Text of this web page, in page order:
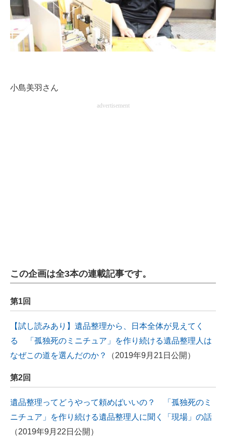
小島美羽さん
advertisement
この企画は全3本の連載記事です。
第1回
【試し読みあり】遺品整理から、日本全体が見えてく
る 「孤独死のミニチュア」を作り続ける遺品整理人は
なぜこの道を選んだのか？
（2019年9月21日公開）
第2回
遺品整理ってどうやって頼めばいいの？ 「孤独死のミ
ニチュア」を作り続ける遺品整理人に聞く「現場」の話
（2019年9月22日公開）